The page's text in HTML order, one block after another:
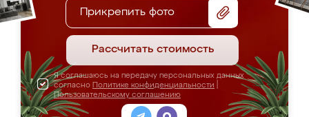
Прикрепить фото
Рассчитать стоимость
Я соглашаюсь на передачу персональных данных
согласно Политике конфиденциальности
Пользовательскому соглашению